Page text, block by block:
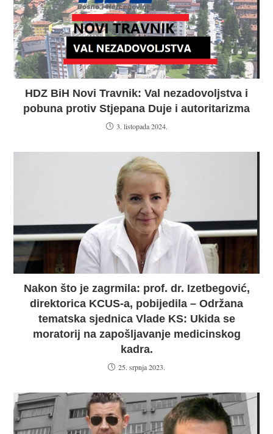
HDZ BiH Novi Travnik: Val nezadovoljstva i
pobuna protiv Stjepana Duje i autoritarizma
3. listopada 2024.
Nakon što je zagrmila: prof. dr. Izetbegović,
direktorica KCUS-a, pobijedila – Održana
tematska sjednica Vlade KS: Ukida se
moratorij na zapošljavanje medicinskog
kadra.
25. srpnja 2023.